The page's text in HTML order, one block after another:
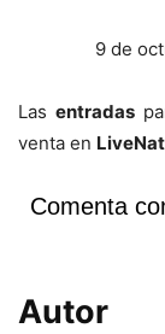
9 de
Lasentradas
venta en
Comenta
Autor